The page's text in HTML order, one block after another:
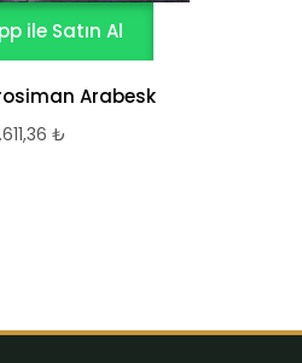
ile Satın Al
Arabesk
₺